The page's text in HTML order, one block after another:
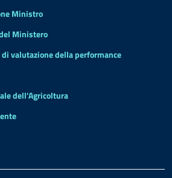
Ministro
Ministero
valutazione della performance
dell'Agricoltura